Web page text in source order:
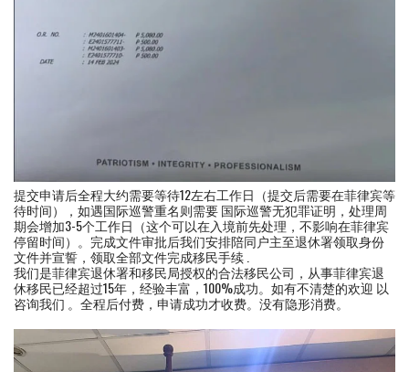
提交申请后全程大约需要等待12左右工作日（提交后需要在菲律宾等
待时间），如遇国际巡警重名则需要 国际巡警无犯罪证明，处理周
期会增加3-5个工作日（这个可以在入境前先处理，不影响在菲律宾
停留时间）。完成文件审批后我们安排陪同户主至退休署领取身份
文件并宣誓，领取全部文件完成移民手续 .
我们是菲律宾退休署和移民局授权的合法移民公司，从事菲律宾退
休移民已经超过15年，经验丰富，100%成功。如有不清楚的欢迎 以
咨询我们 。全程后付费，申请成功才收费。没有隐形消费。